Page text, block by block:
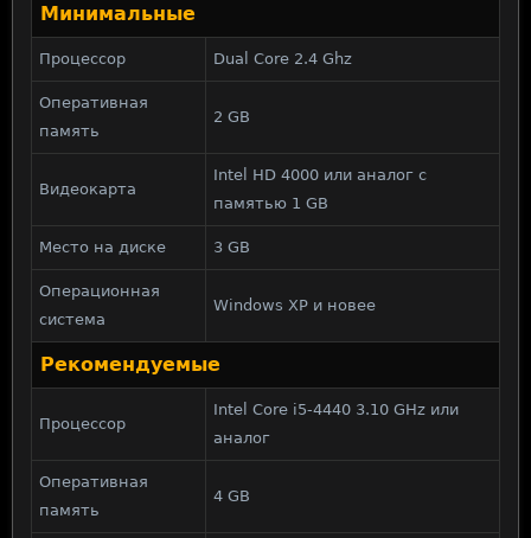
Минимальные
Процессор Dual Core 2.4 Ghz
Оперативная
память
2 GB
Видеокарта
Intel HD 4000 или аналог с
памятью 1 GB
Место на диске 3 GB
Операционная
система
Windows XP и новее
Рекомендуемые
Процессор
Intel Core i5-4440 3.10 GHz или
аналог
Оперативная
память
4 GB